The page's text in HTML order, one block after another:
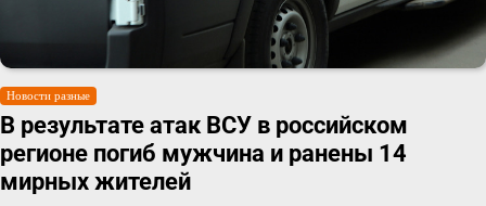
Новости разные
В результате атак ВСУ в российском
регионе погиб мужчина и ранены 14
мирных жителей